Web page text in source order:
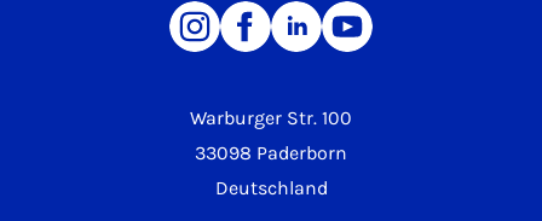
Warburger Str. 100
33098 Paderborn
Deutschland